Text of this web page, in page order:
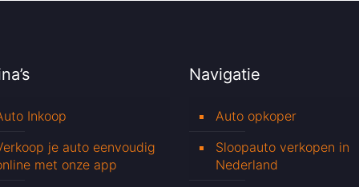
Inkoop
je auto eenvoudig
met onze app
Navigatie
Auto opkoper
Sloopauto verkopen in
Nederland